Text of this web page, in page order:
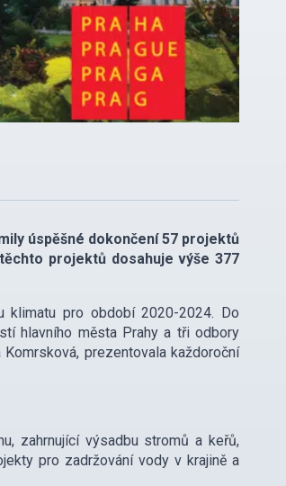
úspěšné dokončení 57 projektů
projektů dosahuje výše 377
klimatu pro období 2020-2024. Do
hlavního města Prahy a tři odbory
prezentovala každoroční
zahrnující výsadbu stromů a keřů,
pro zadržování vody v krajině a